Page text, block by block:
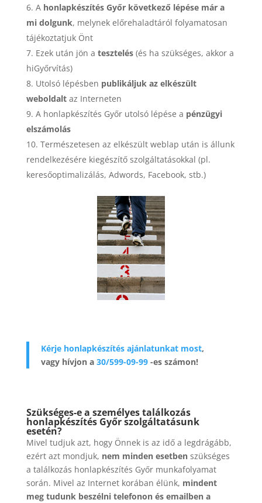
A honlapkészítés Győr következő lépése már a
mi dolgunk, melynek előrehaladtáról folyamatosan
tájékoztatjuk Önt
Ezek után jön a tesztelés(és ha szükséges, akkor a
hiGyőrvítás)
Utolsó lépésben publikáljuk az elkészült
weboldaltaz Interneten
A honlapkészítés Győr utolsó lépése a pénzügyi
elszámolás
Természetesen az elkészült weblap után is állunk
rendelkezésére kiegészítő szolgáltatásokkal (pl.
keresőoptimalizálás, Adwords, Facebook, stb.)
Kérje honlapkészítés ajánlatunkat most,
vagy hívjon a 30/599-09-99-es számon!
Szükséges-e a személyes találkozás
honlapkészítés Győr szolgáltatásunk
esetén?
Mivel tudjuk azt, hogy Önnek is az idő a legdrágább,
ezért azt mondjuk, nem minden esetbenszükséges
a találkozás honlapkészítés Győr munkafolyamat
során. Mivel az Internet korában élünk, mindent
meg tudunk beszélni telefonon és emailben a